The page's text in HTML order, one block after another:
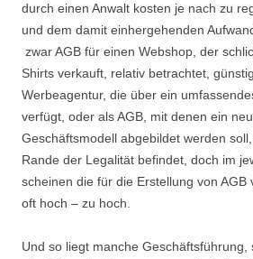
durch einen Anwalt kosten je nach zu
und dem damit einhergehenden
zwar AGB für einen Webshop, der
Shirts verkauft, relativ betrachtet,
Werbeagentur, die über ein
verfügt, oder als AGB, mit denen ein
Geschäftsmodell abgebildet werden
Rande der Legalität befindet, doch im
scheinen die für die Erstellung von AGB
oft hoch – zu hoch.
Und so liegt manche Geschäftsführung,